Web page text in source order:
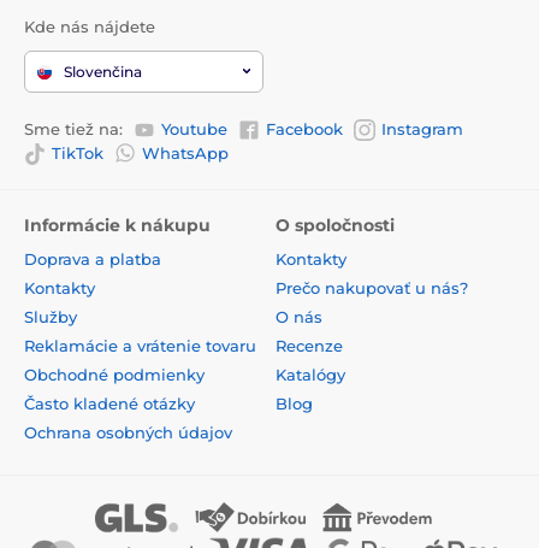
Kde nás nájdete
Slovenčina
Sme tiež na: Youtube Facebook
Instagram
TikTok
WhatsApp
Informácie k nákupu
Doprava a platba
Kontakty
Služby
Reklamácie a vrátenie tovaru
Obchodné podmienky
Často kladené otázky
Ochrana osobných údajov
O spoločnosti
Kontakty
Prečo nakupovať u nás?
O nás
Recenze
Katalógy
Blog